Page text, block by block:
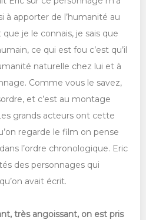
à apporter de l’humanité au
je le connais, je sais que
ce qui est fou c’est qu’il
naturelle chez lui et à
Comme vous le savez,
et c’est au montage
grands acteurs ont cette
regarde le film on pense
l’ordre chronologique. Eric
des personnages qui
avait écrit.
très angoissant, on est pris